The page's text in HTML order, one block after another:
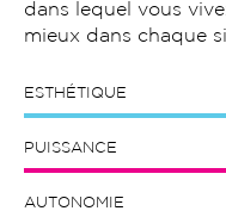
dans lequel vous
mieux dans chaque
ESTHÉTIQUE
PUISSANCE
AUTONOMIE